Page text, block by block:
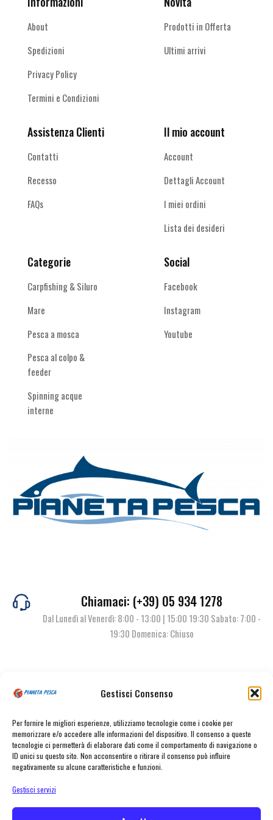
Gestisci Consenso
Per fornire le migliori esperienze, utilizziamo tecnologie come i cookie per
memorizzare e/o accedere alle informazioni del dispositivo. Il consenso a queste
tecnologie ci permetterà di elaborare dati come il comportamento di navigazione o
ID unici su questo sito. Non acconsentire o ritirare il consenso può influire
negativamente su alcune caratteristiche e funzioni.
Gestisci servizi
About
Spedizioni
Privacy Policy
Termini e Condizioni
Prodotti in Offerta
Ultimi arrivi
Assistenza Clienti
Contatti
Recesso
FAQs
Il mio account
Account
Dettagli Account
I miei ordini
Lista dei desideri
Categorie
Carpfishing & Siluro
Mare
Pesca a mosca
Pesca al colpo &
feeder
Spinning acque
interne
Social
Facebook
Instagram
Youtube
Chiamaci: (+39) 05 934 1278
Dal Lunedì al Venerdì: 8:00 - 13:00 | 15:00 19:30 Sabato: 7:00 -
19:30 Domenica: Chiuso